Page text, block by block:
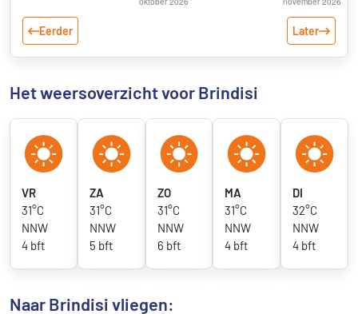
Eerder Later
Het weersoverzicht voor Brindisi
VR
31°C
NNW
4 bft
ZA
31°C
NNW
5 bft
ZO
31°C
NNW
6 bft
MA
31°C
NNW
4 bft
DI
32°C
NNW
4 bft
Naar Brindisi vliegen: